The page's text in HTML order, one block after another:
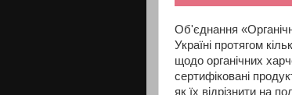
Об'єднання
Україні протягом
щодо органічних
сертифіковані
як їх відрізнити на